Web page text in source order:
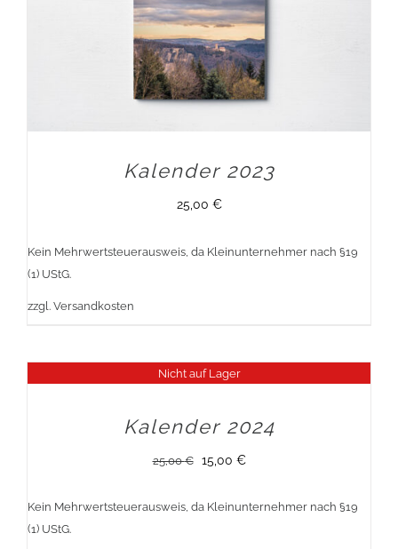
Kalender 2023
25,00 €
Kein Mehrwertsteuerausweis, da Kleinunternehmer nach §19
(1) UStG.
zzgl. Versandkosten
Nicht auf Lager
Kalender 2024
25,00€
Ursprünglicher
war:
15,00 €Aktueller
ist:
Kein Mehrwertsteuerausweis, da Kleinunternehmer nach §19
(1) UStG.